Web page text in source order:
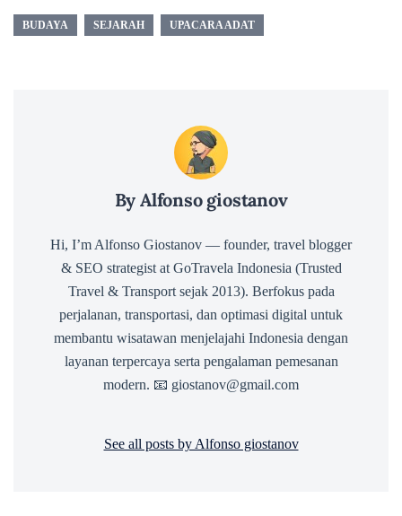
BUDAYA SEJARAH UPACARA ADAT
By Alfonso giostanov
Hi, I’m Alfonso Giostanov — founder, travel blogger
& SEO strategist at GoTravela Indonesia (Trusted
Travel & Transport sejak 2013). Berfokus pada
perjalanan, transportasi, dan optimasi digital untuk
membantu wisatawan menjelajahi Indonesia dengan
layanan terpercaya serta pengalaman pemesanan
modern. 📧 giostanov@gmail.com
See all posts by Alfonso giostanov